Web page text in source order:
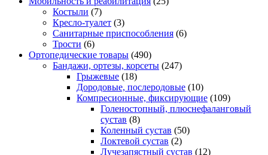
Костыли (7)
Кресло-туалет (3)
Санитарные приспособления (6)
Трости (6)
Ортопедические товары (490)
Бандажи, ортезы, корсеты (247)
Грыжевые (18)
Дородовые, послеродовые (10)
Компресионные, фиксирующие (109)
Голеностопный, плюснефаланговый
сустав (8)
Коленный сустав (50)
Локтевой сустав (2)
Лучезапястный сустав (12)